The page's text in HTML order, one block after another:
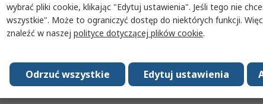
Naturalny
110mm
2.5mm
wybrać pliki cookie, klikając "Edytuj ustawienia". Jeśli tego nie
wszystkie". Może to ograniczyć dostęp do niektórych funkcji.
znaleźć w naszej polityce dotyczącej plików cookie.
Edytuj ustawienia
Odrzuć wszystkie